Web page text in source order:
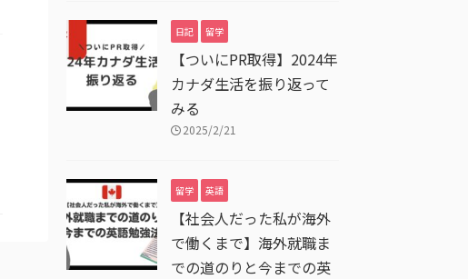
日記 留学
【ついにPR取得】2024年
カナダ生活を振り返って
みる
2025/2/21
留学 英語
【社会人だった私が海外
で働くまで】海外就職ま
での道のりと今までの英